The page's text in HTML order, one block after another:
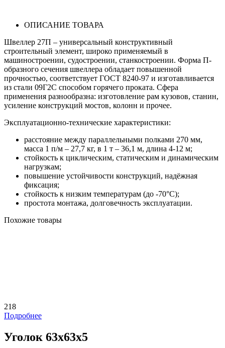
ОПИСАНИЕ ТОВАРА
Швеллер 27П – универсальный конструктивный
строительный элемент, широко применяемый в
машиностроении, судостроении, станкостроении. Форма П-
образного сечения швеллера обладает повышенной
прочностью, соответствует ГОСТ 8240-97 и изготавливается
из стали 09Г2С способом горячего проката. Сфера
применения разнообразна: изготовление рам кузовов, станин,
усиление конструкций мостов, колонн и прочее.
Эксплуатационно-технические характеристики:
расстояние между параллельными полками 270 мм,
масса 1 п/м – 27,7 кг, в 1 т – 36,1 м, длина 4-12 м;
стойкость к циклическим, статическим и динамическим
нагрузкам;
повышение устойчивости конструкций, надёжная
фиксация;
стойкость к низким температурам (до -70°С);
простота монтажа, долговечность эксплуатации.
Похожие товары
218
Подробнее
Уголок 63х63х5